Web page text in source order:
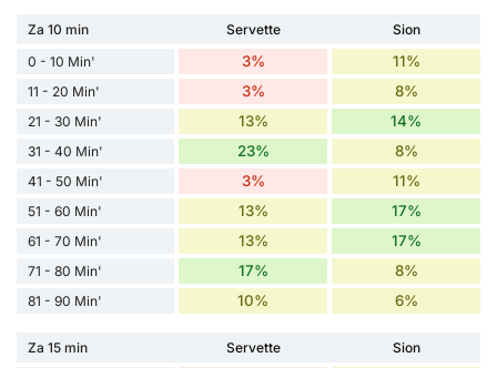
Za 10 min Servette
Sion
0 - 10 Min'
3% 11%
11 - 20 Min' 3% 8%
21 - 30 Min' 13% 14%
31 - 40 Min' 23% 8%
41 - 50 Min' 3% 11%
51 - 60 Min' 13% 17%
61 - 70 Min' 13% 17%
71 - 80 Min' 17% 8%
81 - 90 Min' 10% 6%
Za 15 min Servette
Sion